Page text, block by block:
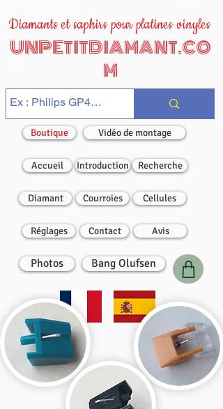
Diamants et saphirs pour platines vinyles
UNPETITDIAMANT.CO
M
Boutique Vidéo de montage
Accueil Introduction Recherche
Diamant Courroies Cellules
Réglages Contact Avis
Photos Bang Olufsen